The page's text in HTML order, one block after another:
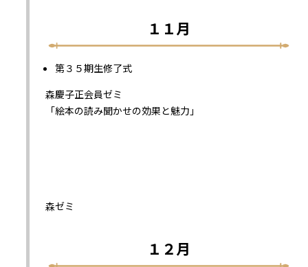
１１月
第３５期生修了式
森慶子正会員ゼミ
「絵本の読み聞かせの効果と魅力」
森ゼミ
１２月